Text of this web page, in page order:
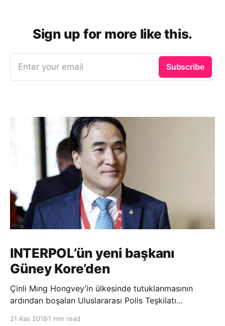
Sign up for more like this.
Enter your email Subscribe
INTERPOL’ün yeni başkanı
Güney Kore’den
Çinli Mıng Hongvey’in ülkesinde tutuklanmasının
ardından boşalan Uluslararası Polis Teşkilatı
21 Kas 2018 1 min read